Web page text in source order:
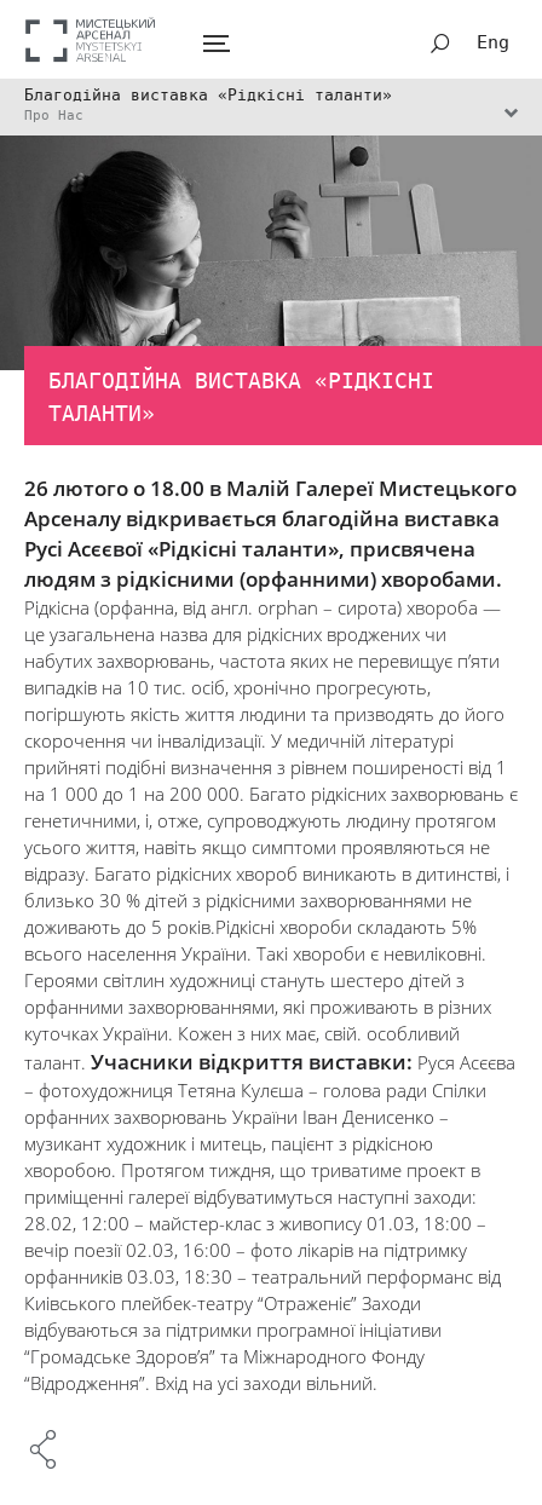
Eng
Благодійна виставка «Рідкісні таланти»
Про Нас
БЛАГОДІЙНА ВИСТАВКА «РІДКІСНІ
ТАЛАНТИ»
26 лютого о 18.00 в Малій Галереї Мистецького
Арсеналу відкривається благодійна виставка
Русі Асєєвої «Рідкісні таланти», присвячена
людям з рідкісними (орфанними) хворобами.
Рідкісна (орфанна, від англ. orphan – сирота) хвороба —
це узагальнена назва для рідкісних вроджених чи
набутих захворювань, частота яких не перевищує п’яти
випадків на 10 тис. осіб, хронічно прогресують,
погіршують якість життя людини та призводять до його
скорочення чи інвалідизації. У медичній літературі
прийняті подібні визначення з рівнем поширеності від 1
на 1 000 до 1 на 200 000. Багато рідкісних захворювань є
генетичними, і, отже, супроводжують людину протягом
усього життя, навіть якщо симптоми проявляються не
відразу. Багато рідкісних хвороб виникають в дитинстві, і
близько 30 % дітей з рідкісними захворюваннями не
доживають до 5 років.Рідкісні хвороби складають 5%
всього населення України. Такі хвороби є невиліковні.
Героями світлин художниці стануть шестеро дітей з
орфанними захворюваннями, які проживають в різних
куточках України. Кожен з них має, свій. особливий
талант. Учасники відкриття виставки: Руся Асєєва
– фотохудожниця Тетяна Кулєша – голова ради Спілки
орфанних захворювань України Іван Денисенко –
музикант художник і митець, пацієнт з рідкісною
хворобою. Протягом тиждня, що триватиме проект в
приміщенні галереї відбуватимуться наступні заходи:
28.02, 12:00 – майстер-клас з живопису 01.03, 18:00 –
вечір поезії 02.03, 16:00 – фото лікарів на підтримку
орфанників 03.03, 18:30 – театральний перформанс від
Киівського плейбек-театру “Отраженіє” Заходи
відбуваються за підтримки програмної ініціативи
“Громадське Здоров’я” та Міжнародного Фонду
“Відродження”. Вхід на усі заходи вільний.